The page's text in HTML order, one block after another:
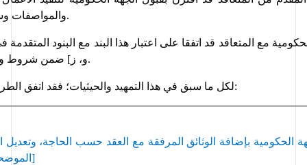
والمواصفات وسائر وثائق العقد.
مع المتعاقد قد اتفقا على اعتبار هذا البند مع البنود المتقدمة
و، ز] ضمن شروط وأحكام هذا العقد.
لكل ما سبق في هذا التمهيد والحيثيات؛ فقد اتفق :
الموضحة باللون الأحمر]